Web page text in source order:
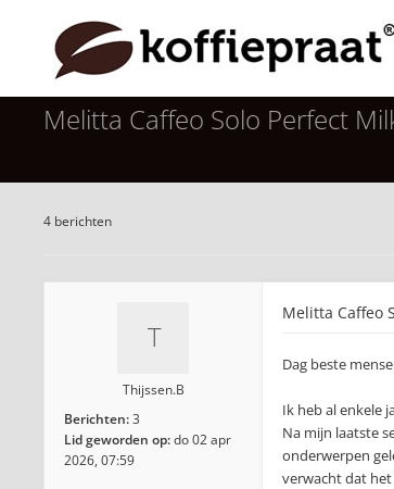
Melitta Caffeo Solo Perfect
4 berichten
Thijssen.B
Berichten:3
Lid geworden op:do 02 apr
2026, 07:59
Melitta Caffeo
Dag beste
Ik heb al enkele
Na mijn laatste
onderwerpen
verwacht dat